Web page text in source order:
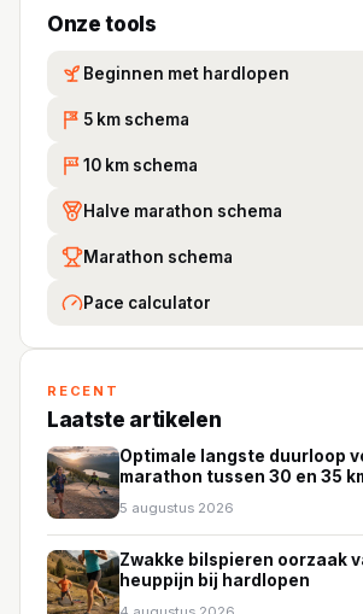
Onze tools
Beginnen met hardlopen
5K 5 km schema
10 10 km schema
Halve marathon schema
Marathon schema
Pace calculator
RECENT
Laatste artikelen
Optimale langste duurloop
marathon tussen 30 en 35
5 augustus 2026
Zwakke bilspieren oorzaak
heuppijn bij hardlopen